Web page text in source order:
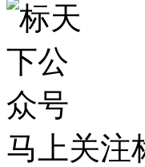
马上关注